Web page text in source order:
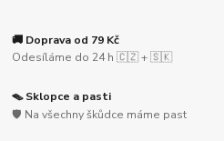
🚚 Doprava od 79 Kč
Odesíláme do 24 h 🇨🇿 + 🇸🇰
🪤 Sklopce a pasti
🛡️ Na všechny škůdce máme past